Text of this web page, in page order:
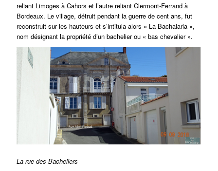
reliant Limoges à Cahors et l’autre reliant Clermont-Ferrand à
Bordeaux. Le village, détruit pendant la guerre de cent ans, fut
reconstruit sur les hauteurs et s’intitula alors « La Bachalaria »,
nom désignant la propriété d’un bachelier ou « bas chevalier ».
La rue des Bacheliers